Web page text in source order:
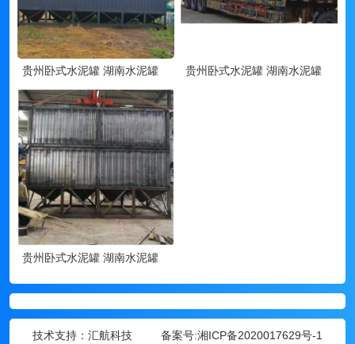
贵州卧式水泥罐 湖南水泥罐 贵州卧式水泥罐 湖南水泥罐
贵州卧式水泥罐 湖南水泥罐
技术支持：汇航科技 备案号:湘ICP备2020017629号-1